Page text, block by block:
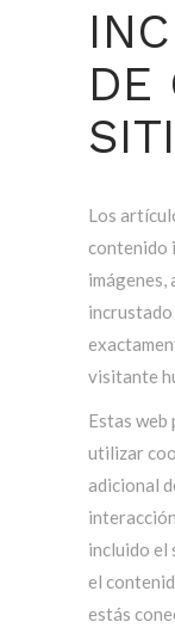
DE
Los
contenido
imágenes,
visitante
Estas
utilizar
adicional
incluido el
el
estás